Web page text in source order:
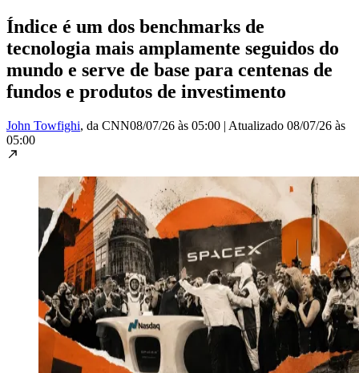
Índice é um dos benchmarks de
tecnologia mais amplamente seguidos do
mundo e serve de base para centenas de
fundos e produtos de investimento
John Towfighi, da CNN08/07/26 às 05:00 | Atualizado 08/07/26 às
05:00